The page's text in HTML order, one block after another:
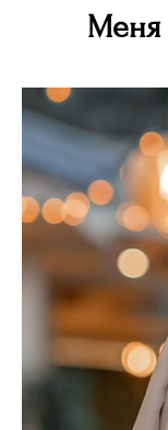
Меня